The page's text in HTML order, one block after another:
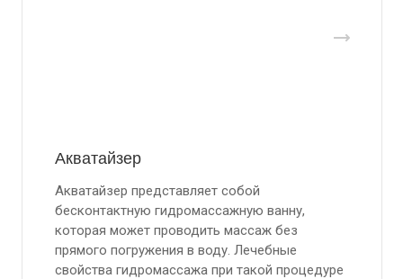
Акватайзер
Акватайзер представляет собой
бесконтактную гидромассажную ванну,
которая может проводить массаж без
прямого погружения в воду. Лечебные
свойства гидромассажа при такой процедуре